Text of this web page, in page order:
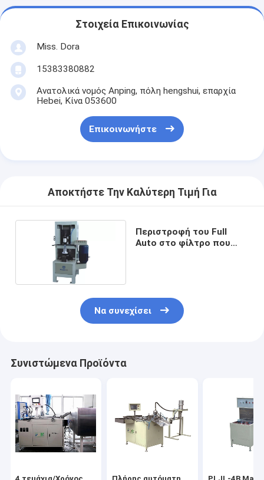
Στοιχεία Επικοινωνίας
Miss. Dora
15383380882
Ανατολικά νομός Anping, πόλη hengshui, επαρχία
Hebei, Κίνα 053600
Επικοινωνήστε
Αποκτήστε Την Καλύτερη Τιμή Για
Περιστροφή του Full
Auto στο φίλτρο που
Να συνεχίσει
Συνιστώμενα Προϊόντα